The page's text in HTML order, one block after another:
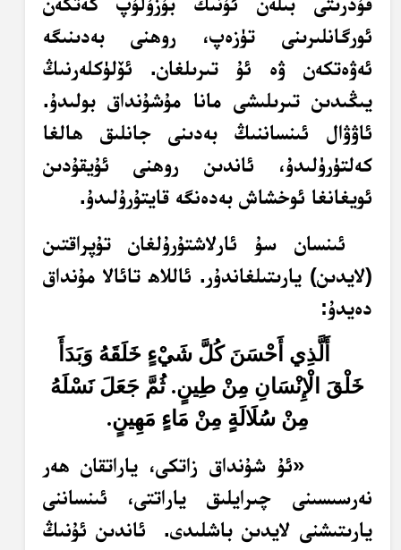
ئورگانلىرىنى تۈزەپ، روھنى بەدىنىگە
ئەۋەتكەن ۋە ئۇ تىرىلغان. ئۆلۈكلەرنىڭ
يىڭىدىن تىرىلىشى مانا مۇشۇنداق بولىدۇ.
ئاۋۋال ئىنساننىڭ بەدىنى جانلىق ھالغا
كەلتۈرۈلىدۇ، ئاندىن روھنى ئۇيقۇدىن
ئويغانغا ئوخشاش بەدەنگە قايتۇرۇلىدۇ.
ئىنسان سۇ ئارلاشتۇرۇلغان تۇپراقتىن
(لايدىن) يارىتىلغاندۇر. ئاللاھ تائالا مۇنداق
دەيدۇ:
أَلَّذِي أَحْسَنَ كُلَّ شَيْءٍ خَلَقَهُ وَبَدَأَ
خَلْقَ الْإِنْسَانِ مِنْ طِينٍ. ثُمَّ جَعَلَ نَسْلَهُ
مِنْ سُلَالَةٍ مِنْ مَاءٍ مَهِينٍ.
«ئۇ شۇنداق زاتكى، ياراتقان ھەر
نەرسىسىنى چىرايلىق ياراتتى، ئىنساننى
يارىتىشنى لايدىن باشلىدى. ئاندىن ئۇنىڭ